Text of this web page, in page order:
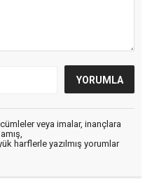
veya imalar, inançlara
harflerle yazılmış yorumlar